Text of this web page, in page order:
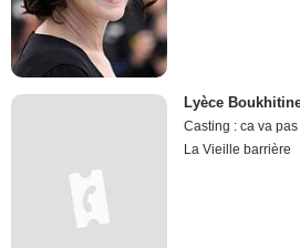
Lyèce
Casting : ca va
La Vieille barrière